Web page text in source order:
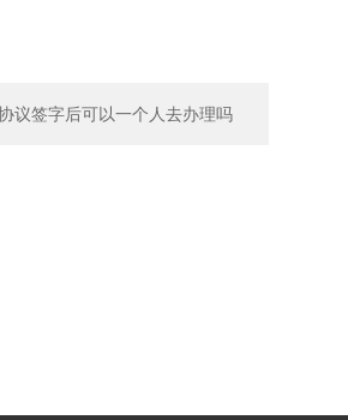
议签字后可以一个人去办理吗